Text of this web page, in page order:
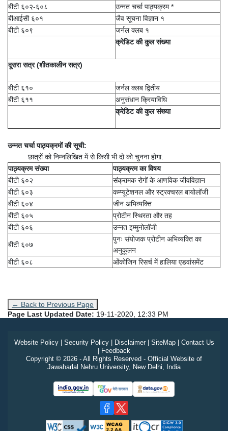
बीटी ६०२-६०८
उन्नत चर्चा पाठ्यक्रम *
बीआईसी ६०१
जैव सूचना विज्ञान १
बीटी ६०९
जर्नल क्लब १
क्रेडिट की कुल संख्या
दूसरा सत्र (शीतकालीन सत्र)
बीटी ६१०
जर्नल क्लब द्वितीय
बीटी ६११
अनुसंधान क्रियाविधि
क्रेडिट की कुल संख्या
उन्नत चर्चा पाठ्यक्रमों की सूची:
छात्रों को निम्नलिखित में से किसी भी दो को चुनना होगा:
पाठ्यक्रम संख्या
पाठ्यक्रम का विषय
बीटी ६०२
संक्रामक रोगों के आणविक जीवविज्ञान
बीटी ६०३
कम्प्यूटेशनल और स्ट्रक्चरल बायोलॉजी
बीटी ६०४
जीन अभिव्यक्ति
बीटी ६०५
प्रोटीन स्थिरता और तह
बीटी ६०६
उन्नत इम्मुनोलॉजी
बीटी ६०७
पुनः संयोजक प्रोटीन अभिव्यक्ति का
अनुकूलन
बीटी ६०८
ओंकोजिन रिसर्च में हालिया एडवांसमेंट
← Back to Previous Page
Page Last Updated Date: 19-11-2020, 12:33 PM
Website Policy| Security Policy| Disclaimer| SiteMap| Contact Us
Feedback
Copyright © 2026 - All Rights Reserved - Official Website of
Jawaharlal Nehru University, New Delhi, India